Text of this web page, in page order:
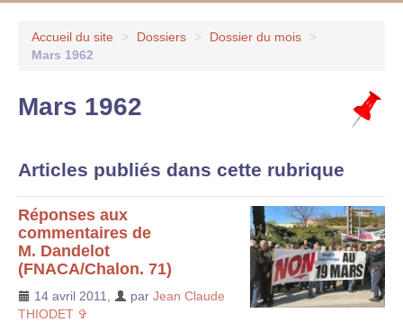
Accueil du site > Dossiers > Dossier du mois
>
Mars 1962
Mars 1962
Articles publiés dans cette rubrique
Réponses aux
commentaires de
M. Dandelot
(FNACA/Chalon. 71)
14 avril 2011 par Jean Claude
THIODET ✞